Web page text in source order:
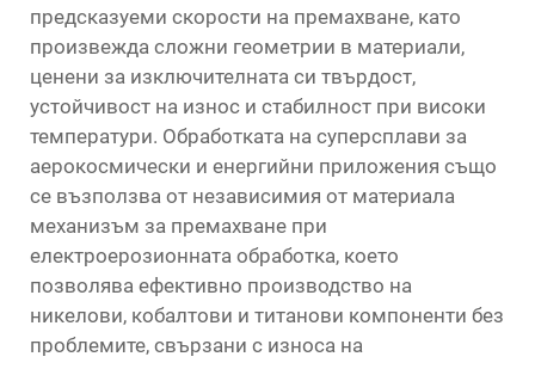
предсказуеми скорости на премахване, като
произвежда сложни геометрии в материали,
ценени за изключителната си твърдост,
устойчивост на износ и стабилност при високи
температури. Обработката на суперсплави за
аерокосмически и енергийни приложения също
се възползва от независимия от материала
механизъм за премахване при
електроерозионната обработка, което
позволява ефективно производство на
никелови, кобалтови и титанови компоненти без
проблемите, свързани с износа на